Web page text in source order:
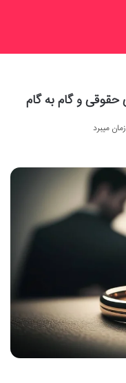
و گام به گام